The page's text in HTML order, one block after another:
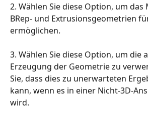
2. Wählen Sie diese Option, um das
BRep- und Extrusionsgeometrien
ermöglichen.
3. Wählen Sie diese Option, um die
Erzeugung der Geometrie zu
Sie, dass dies zu unerwarteten
kann, wenn es in einer Nicht-3D-
wird.